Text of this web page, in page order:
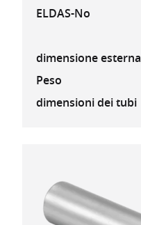
ELDAS-No
dimensione esterna
Peso
dimensioni dei tubi